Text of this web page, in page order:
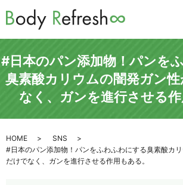
#日本のパン添加物！パンを
臭素酸カリウムの闇発ガン
なく、ガンを進行させる作
HOME
SNS
#日本のパン添加物！パンをふわふわにする臭素酸カ
だけでなく、ガンを進行させる作用もある。